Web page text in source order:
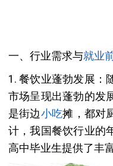
一、行业需求与就业
1. 餐饮业蓬勃发展：
市场呈现出蓬勃的发
是街边小吃摊，都对
计，我国餐饮行业的
高中毕业生提供了丰